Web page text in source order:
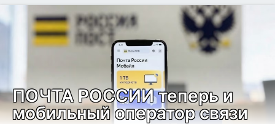
пример того, как народные умельцы создают то, что пока
не могут предложить заводы.
ПОЧТА РОССИИ теперь и
мобильный оператор связи